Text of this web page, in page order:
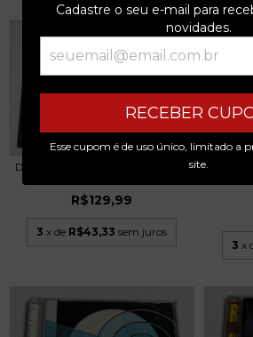
Cadastre o seu e-mail para
novidades.
RECEBER
Esse cupom é de uso único, limitado a
site.
DIANA ROSS – CHAIN REACTION
R$129,99
3 x de R$43,33 sem juros
3 x